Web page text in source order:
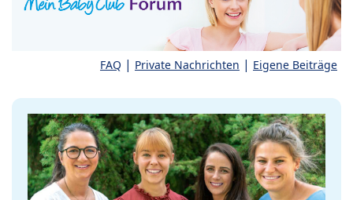
FAQ | Private Nachrichten | Eigene Beiträge